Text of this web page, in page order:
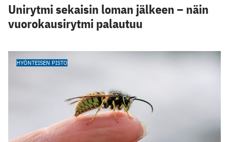
Unirytmi sekaisin loman jälkeen – näin
vuorokausirytmi palautuu
HYÖNTEISEN PISTO